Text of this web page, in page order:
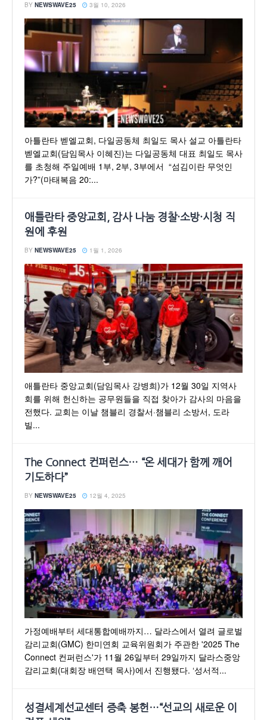
BY NEWSWAVE25 3월 10, 2026
아틀란타 벧엘교회, 다일공동체 최일도 목사 설교 아틀란타
벧엘교회(담임목사 이혜진)는 다일공동체 대표 최일도 목사
를 초청해 주일예배 1부, 2부, 3부에서 “섬김이란 무엇인
가?”(마태복음 20:...
애틀란타 중앙교회, 감사 나눔 경찰·소방·시청 직
원에 후원
BY NEWSWAVE25 1월 1, 2026
애틀란타 중앙교회(담임목사 강병희)가 12월 30일 지역사
회를 위해 헌신하는 공무원들을 직접 찾아가 감사의 마음을
전했다. 교회는 이날 챔블리 경찰서·챔블리 소방서, 도라
빌...
The Connect 컨퍼런스… “온 세대가 함께 깨어
기도하다”
BY NEWSWAVE25 12월 4, 2025
가정예배부터 세대통합예배까지… 달라스에서 열려 글로벌
감리교회(GMC) 한미연회 교육위원회가 주관한 '2025 The
Connect 컨퍼런스'가 11월 26일부터 29일까지 달라스중앙
감리교회(대회장 배연택 목사)에서 진행됐다. ‘성서적...
성결세계선교센터 증축 봉헌…“선교의 새로운 이